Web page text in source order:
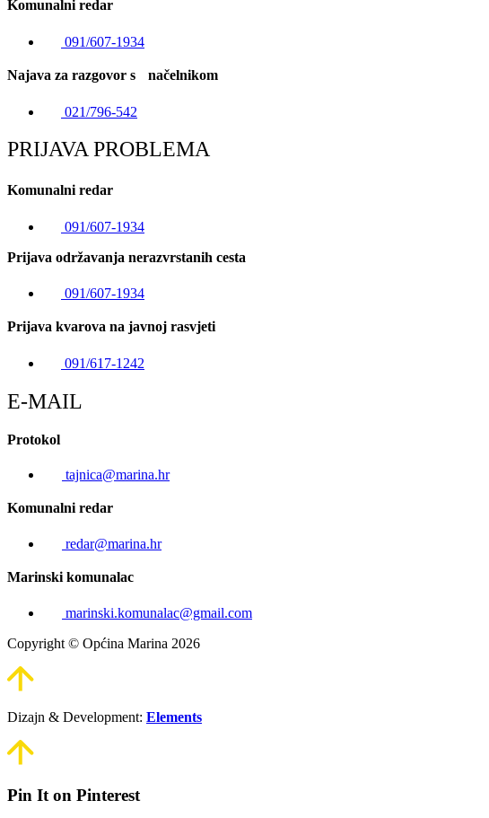
Komunalni redar
091/607-1934
Najava za razgovor s načelnikom
021/796-542
PRIJAVA PROBLEMA
Komunalni redar
091/607-1934
Prijava održavanja nerazvrstanih cesta
091/607-1934
Prijava kvarova na javnoj rasvjeti
091/617-1242
E-MAIL
Protokol
tajnica@marina.hr
Komunalni redar
redar@marina.hr
Marinski komunalac
marinski.komunalac@gmail.com
Copyright © Općina Marina 2026
Dizajn & Development: Elements
Pin It on Pinterest